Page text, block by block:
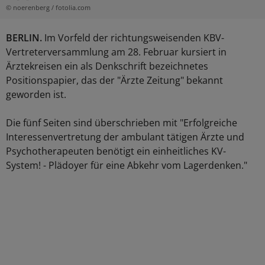
© noerenberg / fotolia.com
BERLIN. Im Vorfeld der richtungsweisenden KBV-
Vertreterversammlung am 28. Februar kursiert in
Ärztekreisen ein als Denkschrift bezeichnetes
Positionspapier, das der "Ärzte Zeitung" bekannt
geworden ist.
Die fünf Seiten sind überschrieben mit "Erfolgreiche
Interessenvertretung der ambulant tätigen Ärzte und
Psychotherapeuten benötigt ein einheitliches KV-
System! - Plädoyer für eine Abkehr vom Lagerdenken."